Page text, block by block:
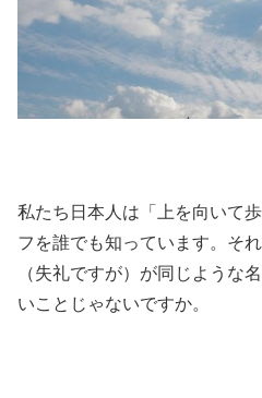
私たち日本人は「上を向いて
フを誰でも知っています。そ
（失礼ですが）が同じような
いことじゃないですか。